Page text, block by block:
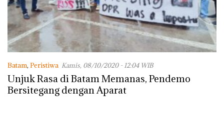
Batam, Peristiwa Kamis, 08/10/2020 - 12:04 WIB
Unjuk Rasa di Batam Memanas, Pendemo
Bersitegang dengan Aparat